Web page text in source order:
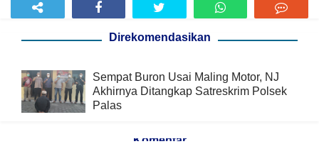
Direkomendasikan
Sempat Buron Usai Maling Motor, NJ
Akhirnya Ditangkap Satreskrim Polsek
Palas
Komentar